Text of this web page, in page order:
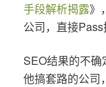
手段解析揭露》
公司，直接Pass
SEO结果的不
他搞套路的公司